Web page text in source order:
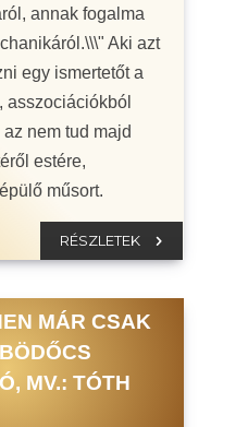
annak fogalma
Aki azt
egy ismertetőt a
asszociációkból
nem tud majd
estére,
műsort.
RÉSZLETEK
MÁR CSAK
MV.: TÓTH